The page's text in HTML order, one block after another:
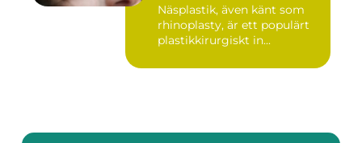
Näsplastik, även känt som
rhinoplasty, är ett populärt
plastikkirurgiskt in...